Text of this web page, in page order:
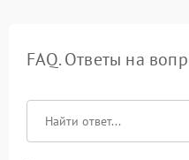
FAQ. Ответы на